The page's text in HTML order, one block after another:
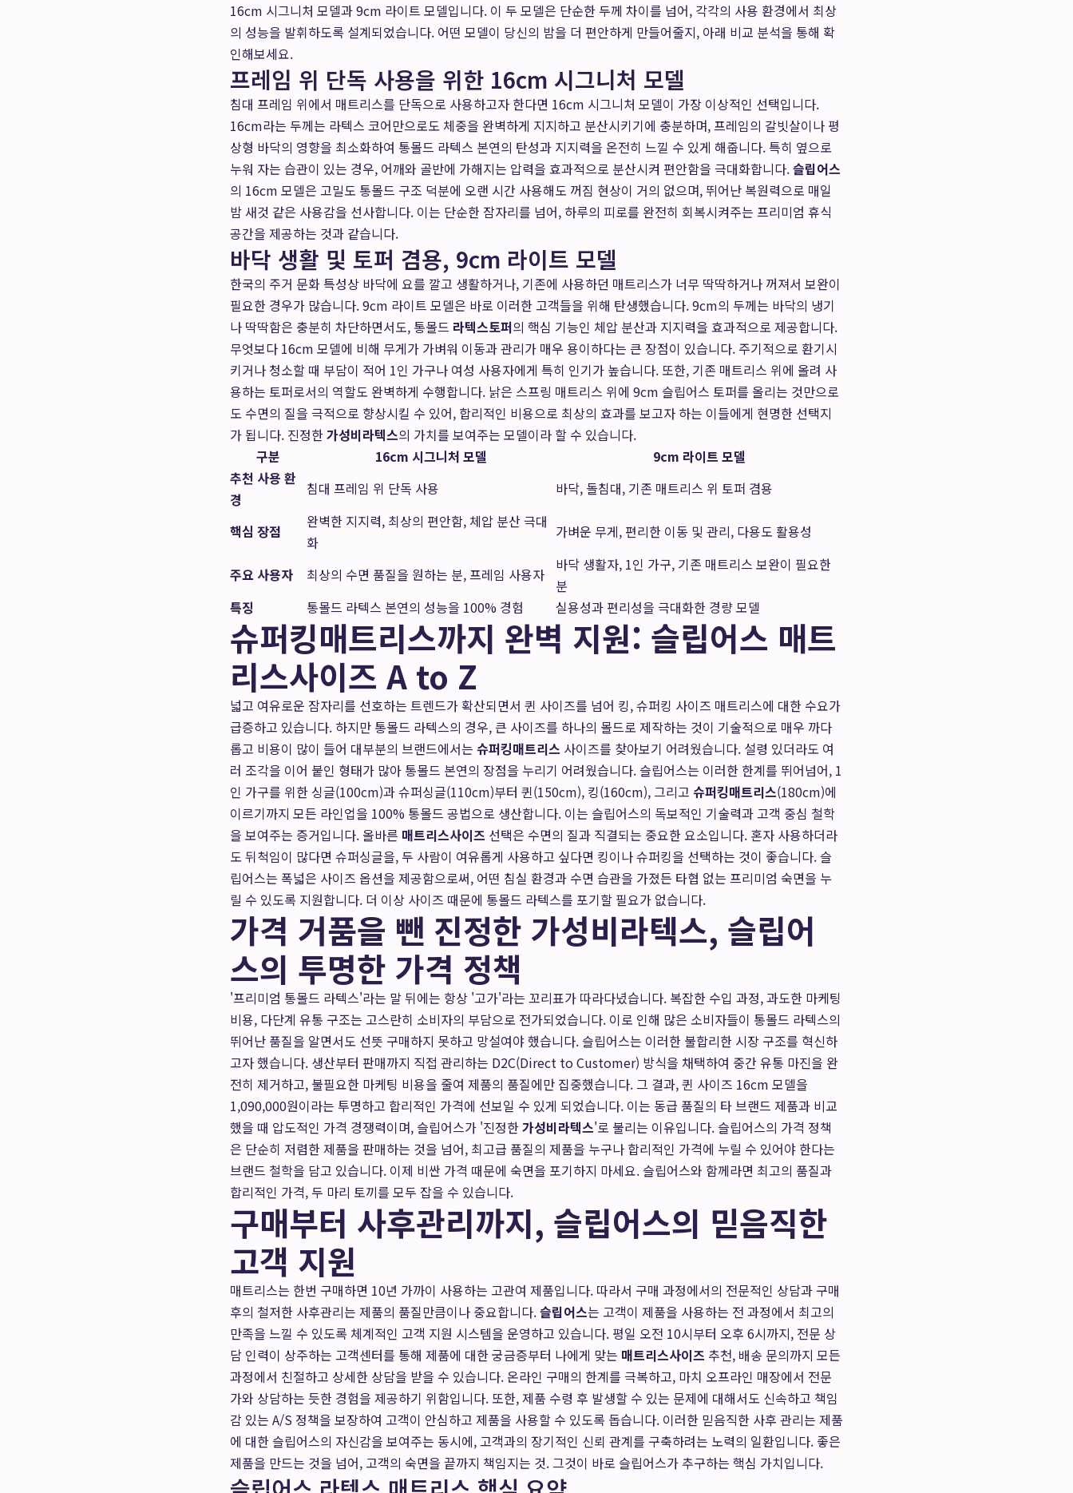
16cm 시그니처 모델과 9cm 라이트 모델입니다. 이 두 모델은 단순한 두께 차이를 넘어, 각각의 사용 환경에서 최상
의 성능을 발휘하도록 설계되었습니다. 어떤 모델이 당신의 밤을 더 편안하게 만들어줄지, 아래 비교 분석을 통해 확
인해보세요.
프레임 위 단독 사용을 위한 16cm 시그니처 모델
침대 프레임 위에서 매트리스를 단독으로 사용하고자 한다면 16cm 시그니처 모델이 가장 이상적인 선택입니다.
16cm라는 두께는 라텍스 코어만으로도 체중을 완벽하게 지지하고 분산시키기에 충분하며, 프레임의 갈빗살이나 평
상형 바닥의 영향을 최소화하여 통몰드 라텍스 본연의 탄성과 지지력을 온전히 느낄 수 있게 해줍니다. 특히 옆으로
누워 자는 습관이 있는 경우, 어깨와 골반에 가해지는 압력을 효과적으로 분산시켜 편안함을 극대화합니다.슬립어스
의 16cm 모델은 고밀도 통몰드 구조 덕분에 오랜 시간 사용해도 꺼짐 현상이 거의 없으며, 뛰어난 복원력으로 매일
밤 새것 같은 사용감을 선사합니다. 이는 단순한 잠자리를 넘어, 하루의 피로를 완전히 회복시켜주는 프리미엄 휴식
공간을 제공하는 것과 같습니다.
바닥 생활 및 토퍼 겸용, 9cm 라이트 모델
한국의 주거 문화 특성상 바닥에 요를 깔고 생활하거나, 기존에 사용하던 매트리스가 너무 딱딱하거나 꺼져서 보완이
필요한 경우가 많습니다. 9cm 라이트 모델은 바로 이러한 고객들을 위해 탄생했습니다. 9cm의 두께는 바닥의 냉기
나 딱딱함은 충분히 차단하면서도, 통몰드 라텍스토퍼의 핵심 기능인 체압 분산과 지지력을 효과적으로 제공합니다.
무엇보다 16cm 모델에 비해 무게가 가벼워 이동과 관리가 매우 용이하다는 큰 장점이 있습니다. 주기적으로 환기시
키거나 청소할 때 부담이 적어 1인 가구나 여성 사용자에게 특히 인기가 높습니다. 또한, 기존 매트리스 위에 올려 사
용하는 토퍼로서의 역할도 완벽하게 수행합니다. 낡은 스프링 매트리스 위에 9cm 슬립어스 토퍼를 올리는 것만으로
도 수면의 질을 극적으로 향상시킬 수 있어, 합리적인 비용으로 최상의 효과를 보고자 하는 이들에게 현명한 선택지
가 됩니다. 진정한가성비라텍스의 가치를 보여주는 모델이라 할 수 있습니다.
구분
16cm 시그니처 모델
9cm 라이트 모델
추천 사용 환
경
침대 프레임 위 단독 사용 바닥, 돌침대, 기존 매트리스 위 토퍼 겸용
핵심 장점
완벽한 지지력, 최상의 편안함, 체압 분산 극대
화
가벼운 무게, 편리한 이동 및 관리, 다용도 활용성
주요 사용자 최상의 수면 품질을 원하는 분, 프레임 사용자
바닥 생활자, 1인 가구, 기존 매트리스 보완이 필요한
분
특징
통몰드 라텍스 본연의 성능을 100% 경험 실용성과 편리성을 극대화한 경량 모델
슈퍼킹매트리스까지 완벽 지원: 슬립어스 매트
리스사이즈 A to Z
넓고 여유로운 잠자리를 선호하는 트렌드가 확산되면서 퀸 사이즈를 넘어 킹, 슈퍼킹 사이즈 매트리스에 대한 수요가
급증하고 있습니다. 하지만 통몰드 라텍스의 경우, 큰 사이즈를 하나의 몰드로 제작하는 것이 기술적으로 매우 까다
롭고 비용이 많이 들어 대부분의 브랜드에서는 슈퍼킹매트리스 사이즈를 찾아보기 어려웠습니다. 설령 있더라도 여
러 조각을 이어 붙인 형태가 많아 통몰드 본연의 장점을 누리기 어려웠습니다. 슬립어스는 이러한 한계를 뛰어넘어, 1
인 가구를 위한 싱글(100cm)과 슈퍼싱글(110cm)부터 퀸(150cm), 킹(160cm), 그리고 슈퍼킹매트리스(180cm)에
이르기까지 모든 라인업을 100% 통몰드 공법으로 생산합니다. 이는 슬립어스의 독보적인 기술력과 고객 중심 철학
을 보여주는 증거입니다. 올바른 매트리스사이즈 선택은 수면의 질과 직결되는 중요한 요소입니다. 혼자 사용하더라
도 뒤척임이 많다면 슈퍼싱글을, 두 사람이 여유롭게 사용하고 싶다면 킹이나 슈퍼킹을 선택하는 것이 좋습니다. 슬
립어스는 폭넓은 사이즈 옵션을 제공함으로써, 어떤 침실 환경과 수면 습관을 가졌든 타협 없는 프리미엄 숙면을 누
릴 수 있도록 지원합니다. 더 이상 사이즈 때문에 통몰드 라텍스를 포기할 필요가 없습니다.
가격 거품을 뺀 진정한 가성비라텍스, 슬립어
스의 투명한 가격 정책
'프리미엄 통몰드 라텍스'라는 말 뒤에는 항상 '고가'라는 꼬리표가 따라다녔습니다. 복잡한 수입 과정, 과도한 마케팅
비용, 다단계 유통 구조는 고스란히 소비자의 부담으로 전가되었습니다. 이로 인해 많은 소비자들이 통몰드 라텍스의
뛰어난 품질을 알면서도 선뜻 구매하지 못하고 망설여야 했습니다. 슬립어스는 이러한 불합리한 시장 구조를 혁신하
고자 했습니다. 생산부터 판매까지 직접 관리하는 D2C(Direct to Customer) 방식을 채택하여 중간 유통 마진을 완
전히 제거하고, 불필요한 마케팅 비용을 줄여 제품의 품질에만 집중했습니다. 그 결과, 퀸 사이즈 16cm 모델을
1,090,000원이라는 투명하고 합리적인 가격에 선보일 수 있게 되었습니다. 이는 동급 품질의 타 브랜드 제품과 비교
했을 때 압도적인 가격 경쟁력이며, 슬립어스가 '진정한가성비라텍스'로 불리는 이유입니다. 슬립어스의 가격 정책
은 단순히 저렴한 제품을 판매하는 것을 넘어, 최고급 품질의 제품을 누구나 합리적인 가격에 누릴 수 있어야 한다는
브랜드 철학을 담고 있습니다. 이제 비싼 가격 때문에 숙면을 포기하지 마세요. 슬립어스와 함께라면 최고의 품질과
합리적인 가격, 두 마리 토끼를 모두 잡을 수 있습니다.
구매부터 사후관리까지, 슬립어스의 믿음직한
고객 지원
매트리스는 한번 구매하면 10년 가까이 사용하는 고관여 제품입니다. 따라서 구매 과정에서의 전문적인 상담과 구매
후의 철저한 사후관리는 제품의 품질만큼이나 중요합니다.슬립어스는 고객이 제품을 사용하는 전 과정에서 최고의
만족을 느낄 수 있도록 체계적인 고객 지원 시스템을 운영하고 있습니다. 평일 오전 10시부터 오후 6시까지, 전문 상
담 인력이 상주하는 고객센터를 통해 제품에 대한 궁금증부터 나에게 맞는 매트리스사이즈 추천, 배송 문의까지 모든
과정에서 친절하고 상세한 상담을 받을 수 있습니다. 온라인 구매의 한계를 극복하고, 마치 오프라인 매장에서 전문
가와 상담하는 듯한 경험을 제공하기 위함입니다. 또한, 제품 수령 후 발생할 수 있는 문제에 대해서도 신속하고 책임
감 있는 A/S 정책을 보장하여 고객이 안심하고 제품을 사용할 수 있도록 돕습니다. 이러한 믿음직한 사후 관리는 제품
에 대한 슬립어스의 자신감을 보여주는 동시에, 고객과의 장기적인 신뢰 관계를 구축하려는 노력의 일환입니다. 좋은
제품을 만드는 것을 넘어, 고객의 숙면을 끝까지 책임지는 것. 그것이 바로 슬립어스가 추구하는 핵심 가치입니다.